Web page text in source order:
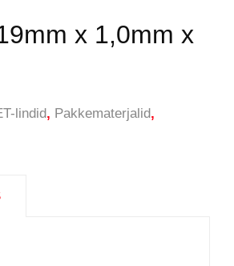
x 1,0mm x
lindid, Pakkematerjalid,